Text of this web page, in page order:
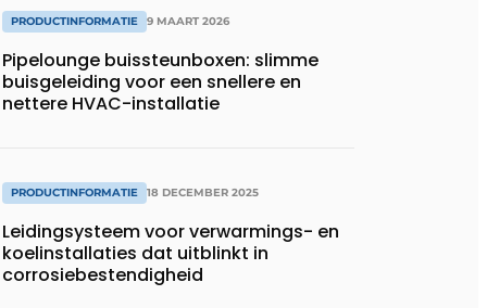
PRODUCTINFORMATIE 9 MAART 2026
Pipelounge buissteunboxen: slimme
buisgeleiding voor een snellere en
nettere HVAC-installatie
PRODUCTINFORMATIE 18 DECEMBER 2025
Leidingsysteem voor verwarmings- en
koelinstallaties dat uitblinkt in
corrosiebestendigheid